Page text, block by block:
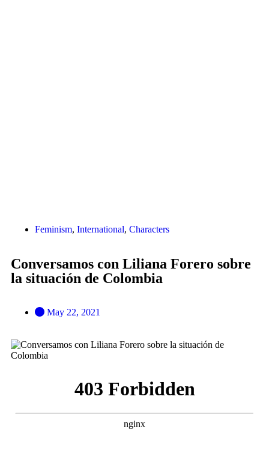
Feminism, International, Characters
Conversamos con Liliana Forero sobre
la situación de Colombia
May 22, 2021